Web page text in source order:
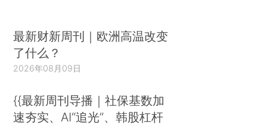
最新财新周刊｜欧洲高温改变
了什么？
2026年08月09日
{{最新周刊导播｜社保基数加
速夯实、AI“追光”、韩股杠杆